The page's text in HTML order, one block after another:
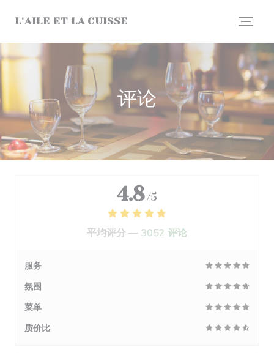
L'AILE ET LA CUISSE
评论
4.8 /5
平均评分 — 3052 评论
服务
氛围
菜单
质价比